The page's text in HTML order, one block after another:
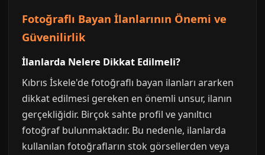
Fotoğraflı Bayan İlanlarının Önemi ve
Güvenilirlik
İlanlarda Nelere Dikkat Edilmeli?
Kıbrıs İskele'de fotoğraflı bayan ilanları ararken
dikkat edilmesi gereken en önemli unsur, ilanın
gerçekliğidir. Birçok sahte profil ve yanıltıcı
fotoğraf bulunmaktadır. Bu nedenle, ilanlarda
kullanılan fotoğrafların stok görsellerden veya